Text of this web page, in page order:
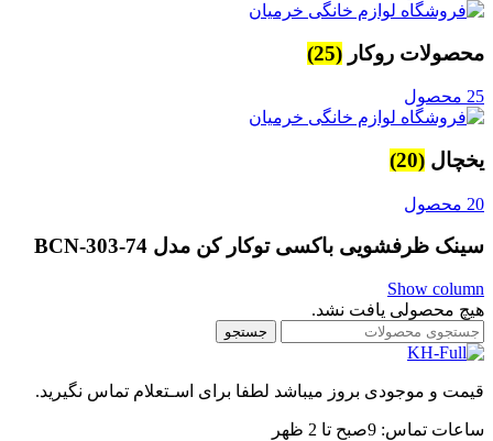
محصولات روکار (25)
25 محصول
یخچال (20)
20 محصول
سینک ظرفشویی باکسی توکار کن مدل BCN-303-74
Show column
هیچ محصولی یافت نشد.
جستجو
قیمت و موجودی بروز میباشد لطفا برای اسـتعلام تماس نگیرید.
ساعات تماس: 9صبح تا 2 ظهر